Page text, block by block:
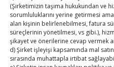
(Şirketimizin taşıma hukukundan ve
sorumluluklarını yerine getirmesi
alan kişinin belirlenebilmesi, fatura
süreçlerinin yönetilmesi, vs gibi.),
şikayet ve önerilerine cevap vermek
d) Şirket işleyişi kapsamında mal
sırasında muhattapla irtibat
Kahramanmaraş Ticaret ve
binası hizmete açıldı
Diren ailesine taziye ziyareti
Hisarcıklıoğlu, Ardahan